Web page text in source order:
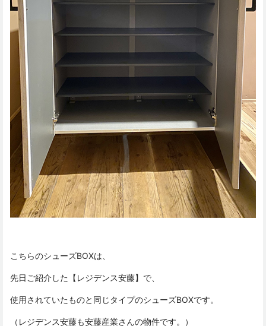
こちらのシューズBOXは、
先日ご紹介した【レジデンス安藤】で、
使用されていたものと同じタイプのシューズBOXです。
（レジデンス安藤も安藤産業さんの物件です。）